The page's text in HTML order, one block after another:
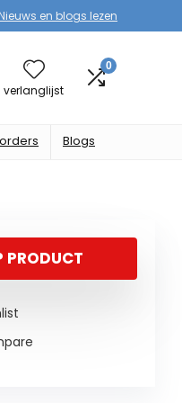
Nieuws en blogs lezen
verlanglijst
0
Blogs
PRODUCT